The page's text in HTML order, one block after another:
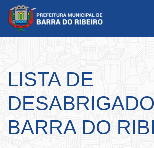
LISTA DE
BARRA DO